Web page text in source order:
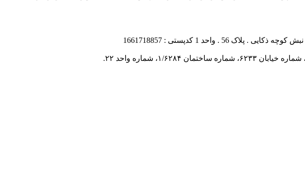
56 . واحد 1 کدپستی : 1661718857
۱/۶۲۸۴، شماره واحد ۲۲.